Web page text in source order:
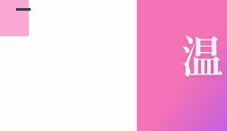
ー
温